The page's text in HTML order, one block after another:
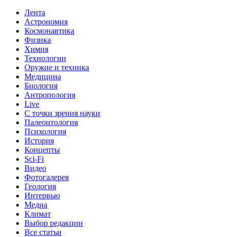
Лента
Астрономия
Космонавтика
Физика
Химия
Технологии
Оружие и техника
Медицина
Биология
Антропология
Live
С точки зрения науки
Палеонтология
Психология
История
Концепты
Sci-Fi
Видео
Фотогалерея
Геология
Интервью
Медиа
Климат
Выбор редакции
Все статьи